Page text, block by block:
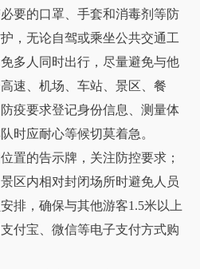
的口罩、手套和消毒剂等防
，无论自驾或乘坐公共交通工
多人同时出行，尽量避免与他
速、机场、车站、景区、餐
疫要求登记身份信息、测量体
时应耐心等候切莫着急。
的告示牌，关注防控要求；
区内相对封闭场所时避免人员
排，确保与其他游客1.5米以上
付宝、微信等电子支付方式购